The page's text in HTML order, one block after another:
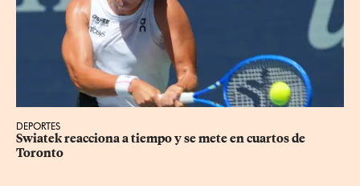
DEPORTES
Swiatek reacciona a tiempo y se mete en cuartos de
Toronto